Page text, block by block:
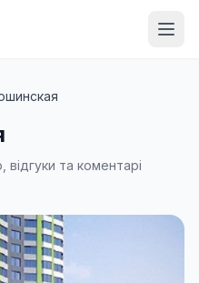
та коментарі